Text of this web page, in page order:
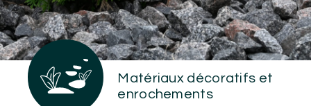
Matériaux décoratifs et
enrochements